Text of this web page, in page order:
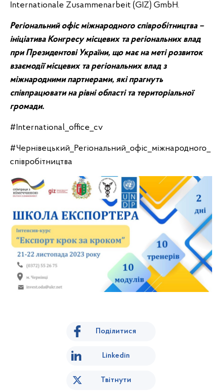
Internationale Zusammenarbeit (GIZ) GmbH.
Регіональний офіс міжнародного співробітництва –
ініціатива Конгресу місцевих та регіональних влад
при Президентові України, що має на меті розвиток
взаємодії місцевих та регіональних влад з
міжнародними партнерами, які прагнуть
співпрацювати на рівні області та територіальної
громади.
#International_office_cv
#Чернівецький_Регiональний_офiс_мiжнародного_
спiвробiтництва
Поділитися
Linkedin
Твітнути